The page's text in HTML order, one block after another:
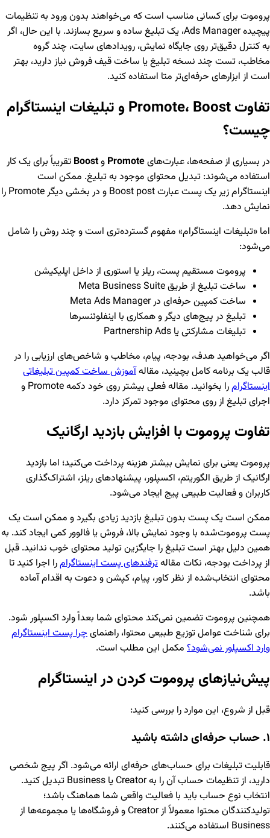
پروموت برای کسانی مناسب است که می‌خواهند بدون ورود به تنظیمات
پیچیده Ads Manager، یک تبلیغ ساده و سریع بسازند. با این حال، اگر
به کنترل دقیق‌تر روی جایگاه نمایش، رویدادهای سایت، چند گروه
مخاطب، تست چند نسخه تبلیغ یا ساخت قیف فروش نیاز دارید، بهتر
است از ابزارهای حرفه‌ای‌تر متا استفاده کنید.
تفاوت Promote، Boost و تبلیغات اینستاگرام
چیست؟
در بسیاری از صفحه‌ها، عبارت‌هایPromote وBoost تقریباً برای یک کار
استفاده می‌شوند: تبدیل محتوای موجود به تبلیغ. ممکن است
اینستاگرام زیر یک پست عبارت Boost post و در بخشی دیگر Promote را
نمایش دهد.
اما «تبلیغات اینستاگرام» مفهوم گسترده‌تری است و چند روش را شامل
می‌شود:
پروموت مستقیم پست، ریلز یا استوری از داخل اپلیکیشن
ساخت تبلیغ از طریق Meta Business Suite
ساخت کمپین حرفه‌ای در Meta Ads Manager
تبلیغ در پیج‌های دیگر و همکاری با اینفلوئنسرها
تبلیغات مشارکتی یا Partnership Ads
اگر می‌خواهید هدف، بودجه، پیام، مخاطب و شاخص‌های ارزیابی را در
قالب یک برنامه کامل بچینید، مقالهآموزش ساخت کمپین تبلیغاتی
اینستاگرام
را بخوانید. مقاله فعلی بیشتر روی خود دکمه Promote و
اجرای تبلیغ از روی محتوای موجود تمرکز دارد.
تفاوت پروموت با افزایش بازدید ارگانیک
پروموت یعنی برای نمایش بیشتر هزینه پرداخت می‌کنید؛ اما بازدید
ارگانیک از طریق الگوریتم، اکسپلور، پیشنهادهای ریلز، اشتراک‌گذاری
کاربران و فعالیت طبیعی پیج ایجاد می‌شود.
ممکن است یک پست بدون تبلیغ بازدید زیادی بگیرد و ممکن است یک
پست پروموت‌شده با وجود نمایش بالا، فروش یا فالوور کمی ایجاد کند. به
همین دلیل بهتر است تبلیغ را جایگزین تولید محتوای خوب ندانید. قبل
از پرداخت بودجه، نکات مقالهترفندهای پست اینستاگرامرا اجرا کنید تا
محتوای انتخاب‌شده از نظر کاور، پیام، کپشن و دعوت به اقدام آماده
باشد.
همچنین پروموت تضمین نمی‌کند محتوای شما بعداً وارد اکسپلور شود.
برای شناخت عوامل توزیع طبیعی محتوا، راهنمایچرا پست اینستاگرام
وارد اکسپلور نمی‌شود؟ مکمل این مطلب است.
پیش‌نیازهای پروموت کردن در اینستاگرام
قبل از شروع، این موارد را بررسی کنید:
۱. حساب حرفه‌ای داشته باشید
قابلیت تبلیغات برای حساب‌های حرفه‌ای ارائه می‌شود. اگر پیج شخصی
دارید، از تنظیمات حساب آن را به Creator یا Business تبدیل کنید.
انتخاب نوع حساب باید با فعالیت واقعی شما هماهنگ باشد؛
تولیدکنندگان محتوا معمولاً از Creator و فروشگاه‌ها یا مجموعه‌ها از
Business استفاده می‌کنند.